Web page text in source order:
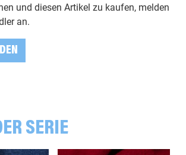
und diesen Artikel zu kaufen, melden
an.
SERIE